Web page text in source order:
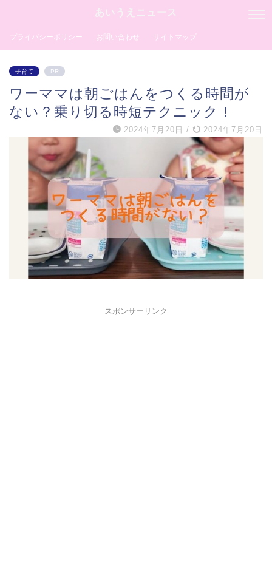
あいうえニュース
プライバシーポリシー お問い合わせ サイトマップ
子育て PR
ワーママは朝ごはんをつくる時間が
ない？乗り切る時短テクニック！
2024年7月20日 / 2024年7月20日
スポンサーリンク